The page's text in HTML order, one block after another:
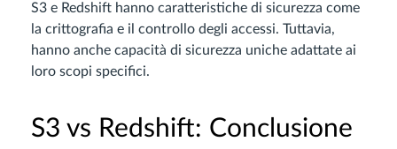
S3 e Redshift hanno caratteristiche di sicurezza come
la crittografia e il controllo degli accessi. Tuttavia,
hanno anche capacità di sicurezza uniche adattate ai
loro scopi specifici.
S3 vs Redshift: Conclusione